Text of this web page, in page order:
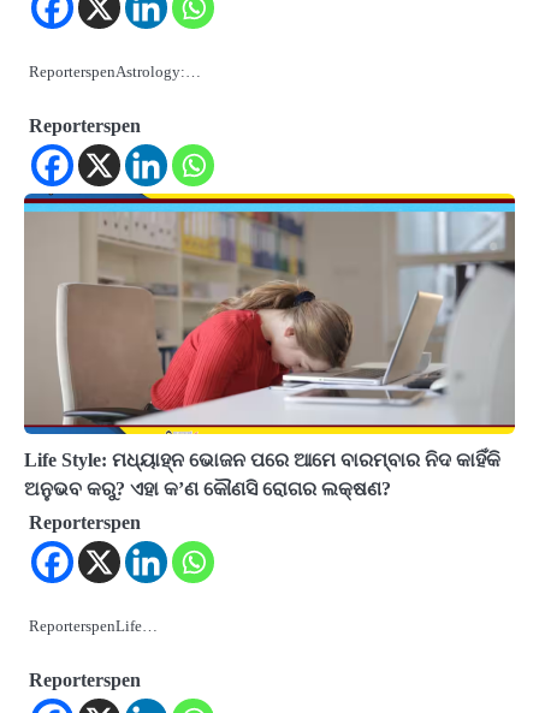
ReporterspenAstrology:…
Reporterspen
Life Style: ମଧ୍ୟାହ୍ନ ଭୋଜନ ପରେ ଆମେ ବାରମ୍ବାର ନିଦ କାହିଁକି
ଅନୁଭବ କରୁ? ଏହା କ’ଣ କୌଣସି ରୋଗର ଲକ୍ଷଣ?
Reporterspen
ReporterspenLife…
Reporterspen